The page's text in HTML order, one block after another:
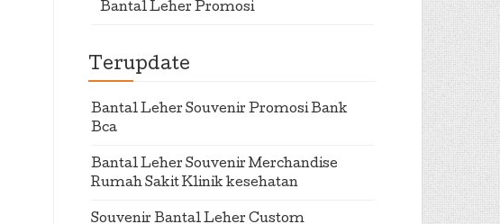
Bantal Leher Promosi
Terupdate
Bantal Leher Souvenir Promosi Bank
Bca
Bantal Leher Souvenir Merchandise
Rumah Sakit Klinik kesehatan
Souvenir Bantal Leher Custom